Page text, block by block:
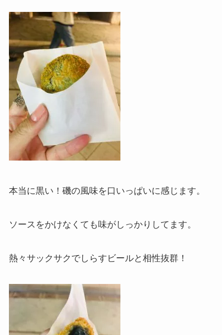
本当に黒い！磯の風味を口いっぱいに感じます。
ソースをかけなくても味がしっかりしてます。
熱々サックサクでしらすビールと相性抜群！